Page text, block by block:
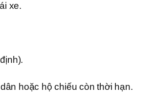
xe.
hoặc hộ chiếu còn thời hạn.